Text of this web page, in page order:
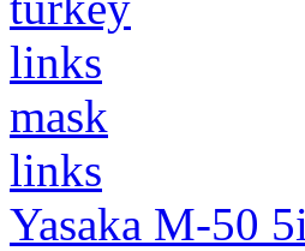
links
mask
links
Yasaka M-50